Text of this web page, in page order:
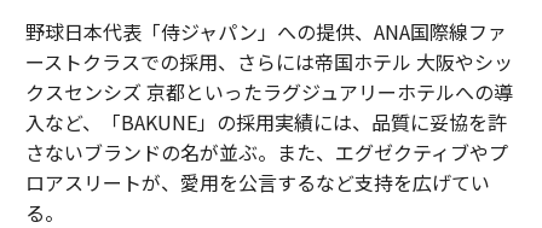
野球日本代表「侍ジャパン」への提供、ANA国際線ファ
ーストクラスでの採用、さらには帝国ホテル 大阪やシッ
クスセンシズ 京都といったラグジュアリーホテルへの導
入など、「BAKUNE」の採用実績には、品質に妥協を許
さないブランドの名が並ぶ。また、エグゼクティブやプ
ロアスリートが、愛用を公言するなど支持を広げてい
る。